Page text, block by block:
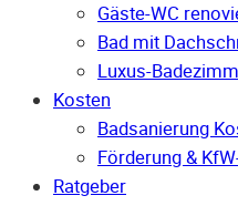
Gäste-WC
Bad mit
Luxus-
Kosten
Badsanierung
Förderung &
Ratgeber